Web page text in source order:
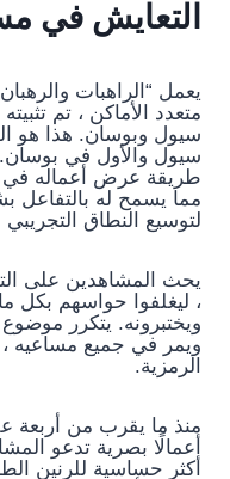
التعايش في
يعمل “الراهبات
متعدد الأماكن ، تم
سيول وبوسان. هذا هو
طريقة عرض أعماله في
مما يسمح له بالتفاعل
لتوسيع النطاق
يحث المشاهدين على
، ليغلفوا حواسهم بكل
ويمر في جميع مساعيه
الرمزية.
أعمالًا بصرية تدعو
أكثر حساسية للرنين